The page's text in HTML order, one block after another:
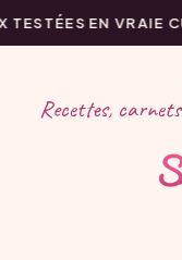
EN VRAIE
Recettes,